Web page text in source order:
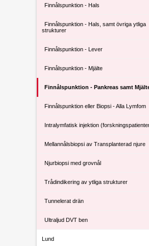
Finnålspunktion - Hals
Finnålspunktion - Hals, samt övriga ytliga
strukturer
Finnålspunktion - Lever
Finnålspunktion - Mjälte
Finnålspunktion - Pankreas samt
Finnålspunktion eller Biopsi - Alla Lymfom
Intralymfatisk injektion
Mellannålsbiopsi av Transplanterad njure
Njurbiopsi med grovnål
Trådindikering av ytliga strukturer
Tunnelerat drän
Ultraljud DVT ben
Lund